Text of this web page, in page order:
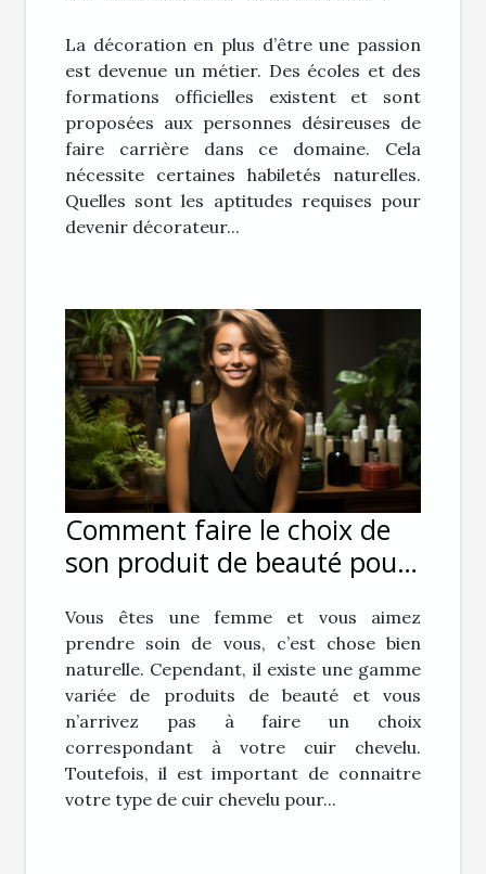
La décoration en plus d’être une passion
est devenue un métier. Des écoles et des
formations officielles existent et sont
proposées aux personnes désireuses de
faire carrière dans ce domaine. Cela
nécessite certaines habiletés naturelles.
Quelles sont les aptitudes requises pour
devenir décorateur...
Comment faire le choix de
son produit de beauté pour
Vous êtes une femme et vous aimez
prendre soin de vous, c’est chose bien
naturelle. Cependant, il existe une gamme
variée de produits de beauté et vous
n’arrivez pas à faire un choix
correspondant à votre cuir chevelu.
Toutefois, il est important de connaitre
votre type de cuir chevelu pour...